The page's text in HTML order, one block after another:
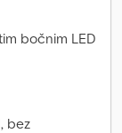
bočnim LED
bez